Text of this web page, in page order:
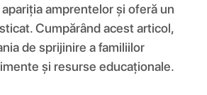
amprentelor și oferă un
Cumpărând acest articol,
de sprijinire a familiilor
și resurse educaționale.